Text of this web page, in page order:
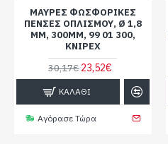
ΜΑΎΡΕΣ ΦΩΣΦΟΡΙΚΈΣ
ΠΈΝΣΕΣ ΟΠΛΙΣΜΟΎ, Ø 1,8
MM, 300MM, 99 01 300,
KNIPEX
30,17€ 23,52€
ΚΑΛΆΘΙ
Αγόρασε Τώρα